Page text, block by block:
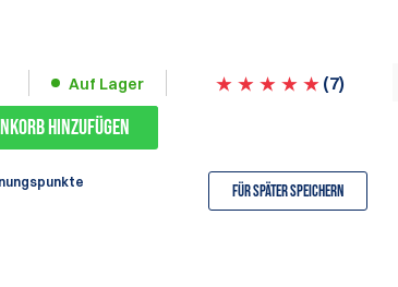
Auf Lager (7)
hinzufügen
Für später speichern